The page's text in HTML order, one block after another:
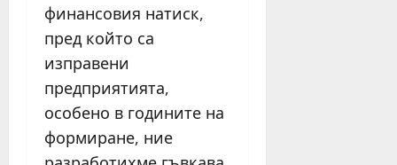
финансовия натиск,
пред който са
изправени
предприятията,
особено в годините на
формиране, ние